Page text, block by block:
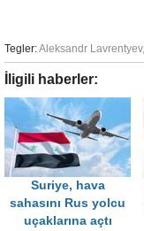
Tegler:Aleksandr Lavrentyev,
İligili haberler:
Suriye, hava
sahasını Rus yolcu
uçaklarına açtı